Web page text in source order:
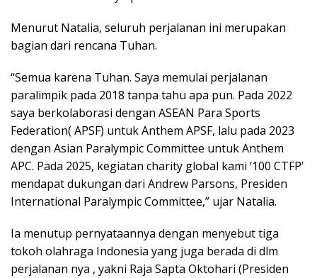
Menurut Natalia, seluruh perjalanan ini merupakan
bagian dari rencana Tuhan.
“Semua karena Tuhan. Saya memulai perjalanan
paralimpik pada 2018 tanpa tahu apa pun. Pada 2022
saya berkolaborasi dengan ASEAN Para Sports
Federation( APSF) untuk Anthem APSF, lalu pada 2023
dengan Asian Paralympic Committee untuk Anthem
APC. Pada 2025, kegiatan charity global kami ‘100 CTFP’
mendapat dukungan dari Andrew Parsons, Presiden
International Paralympic Committee,” ujar Natalia.
Ia menutup pernyataannya dengan menyebut tiga
tokoh olahraga Indonesia yang juga berada di dlm
perjalanan nya , yakni Raja Sapta Oktohari (Presiden